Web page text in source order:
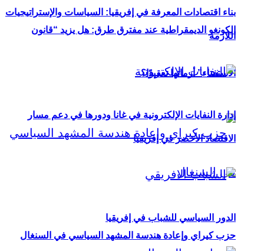
الكونغو الديمقراطية عند مفترق طرق: هل يزيد “قانون
الاستفتاء” أزماتها تعقيدًا؟
حزب كيراي وإعادة هندسة المشهد السياسي في السنغال
بناء اقتصادات المعرفة في إفريقيا: السياسات والإستراتيجيات
اللازمة
إدارة النفايات الإلكترونية في غانا ودورها في دعم مسار
الاقتصاد الأخضر في إفريقيا
الدور السياسي للشباب في إفريقيا